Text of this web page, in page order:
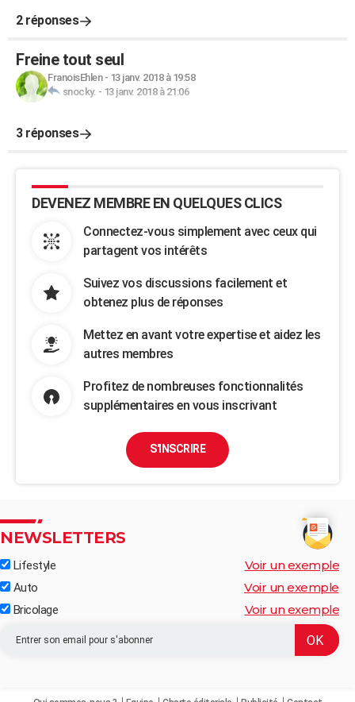
2 réponses
Freine tout seul
FranoisEhlen- 13 janv. 2018 à 19:58
snocky. - 13 janv. 2018 à 21:06
3 réponses
DEVENEZ MEMBRE EN QUELQUES CLICS
Connectez-vous simplement avec ceux qui
partagent vos intérêts
Suivez vos discussions facilement et
obtenez plus de réponses
Mettez en avant votre expertise et aidez les
autres membres
Profitez de nombreuses fonctionnalités
supplémentaires en vous inscrivant
S'INSCRIRE
NEWSLETTERS
Lifestyle Voir un exemple
Auto Voir un exemple
Bricolage Voir un exemple